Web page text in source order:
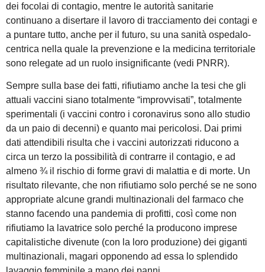
dei focolai di contagio, mentre le autorità sanitarie
continuano a disertare il lavoro di tracciamento dei contagi e
a puntare tutto, anche per il futuro, su una sanità ospedalo-
centrica nella quale la prevenzione e la medicina territoriale
sono relegate ad un ruolo insignificante (vedi PNRR).
Sempre sulla base dei fatti, rifiutiamo anche la tesi che gli
attuali vaccini siano totalmente “improvvisati”, totalmente
sperimentali (i vaccini contro i coronavirus sono allo studio
da un paio di decenni) e quanto mai pericolosi. Dai primi
dati attendibili risulta che i vaccini autorizzati riducono a
circa un terzo la possibilità di contrarre il contagio, e ad
almeno ¾ il rischio di forme gravi di malattia e di morte. Un
risultato rilevante, che non rifiutiamo solo perché se ne sono
appropriate alcune grandi multinazionali del farmaco che
stanno facendo una pandemia di profitti, così come non
rifiutiamo la lavatrice solo perché la producono imprese
capitalistiche divenute (con la loro produzione) dei giganti
multinazionali, magari opponendo ad essa lo splendido